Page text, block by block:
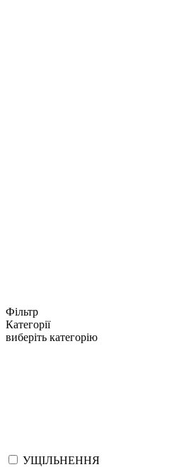
Фільтр
Категорії
виберіть категорію
УЩІЛЬНЕННЯ